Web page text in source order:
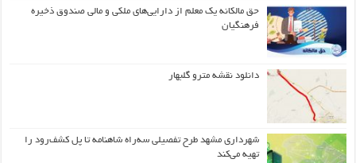
حق مالکانه یک معلم از دارایی‌های ملکی و مالی صندوق ذخیره
فرهنگیان
دانلود نقشه مترو گلبهار
شهرداری مشهد طرح تفصیلی سه‌راه شاهنامه تا پل کشف‌رود را
تهیه می‌کند